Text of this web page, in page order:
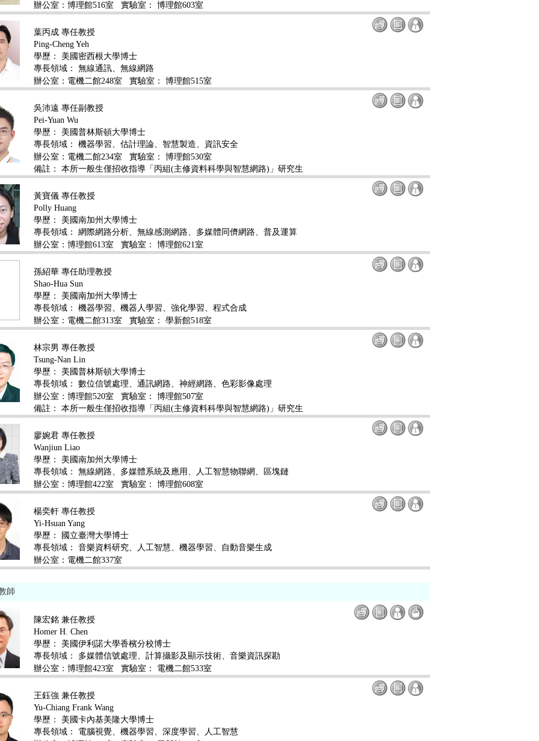
辦公室：博理館516室
實驗室： 博理館603室
葉丙成 專任教授
Ping-Cheng Yeh
學歷： 美國密西根大學博士
專長領域： 無線通訊、無線網路
辦公室：電機二館248室
實驗室： 博理館515室
吳沛遠 專任副教授
Pei-Yuan Wu
學歷： 美國普林斯頓大學博士
專長領域： 機器學習、估計理論、智慧製造、資訊安全
辦公室：電機二館234室
實驗室： 博理館530室
備註： 本所一般生僅招收指導「丙組(主修資料科學與智慧網路)」研究生
黃寶儀 專任教授
Polly Huang
學歷： 美國南加州大學博士
專長領域： 網際網路分析、無線感測網路、多媒體同儕網路、普及運算
辦公室：博理館613室
實驗室： 博理館621室
孫紹華 專任助理教授
Shao-Hua Sun
學歷： 美國南加州大學博士
專長領域： 機器學習、機器人學習、強化學習、程式合成
辦公室：電機二館313室
實驗室： 學新館518室
林宗男 專任教授
Tsung-Nan Lin
學歷： 美國普林斯頓大學博士
專長領域： 數位信號處理、通訊網路、神經網路、色彩影像處理
辦公室：博理館520室
實驗室： 博理館507室
備註： 本所一般生僅招收指導「丙組(主修資料科學與智慧網路)」研究生
廖婉君 專任教授
Wanjiun Liao
學歷： 美國南加州大學博士
專長領域： 無線網路、多媒體系統及應用、人工智慧物聯網、區塊鏈
辦公室：博理館422室
實驗室： 博理館608室
楊奕軒 專任教授
Yi-Hsuan Yang
學歷：
國立臺灣大學博士
專長領域： 音樂資料研究、人工智慧、機器學習、自動音樂生成
辦公室：電機二館337室
師
陳宏銘 兼任教授
Homer H. Chen
學歷： 美國伊利諾大學香檳分校博士
專長領域： 多媒體信號處理、計算攝影及顯示技術、音樂資訊探勘
辦公室：博理館423室
實驗室： 電機二館533室
王鈺強 兼任教授
Yu-Chiang Frank Wang
學歷： 美國卡內基美隆大學博士
專長領域： 電腦視覺、機器學習、深度學習、人工智慧